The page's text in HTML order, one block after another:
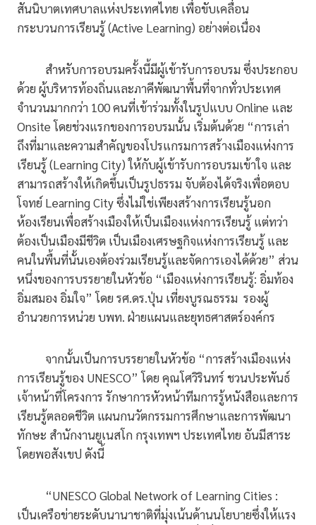
สันนิบาตเทศบาลแห่งประเทศไทย เพื่อขับเคลื่อน
กระบวนการเรียนรู้ (Active Learning) อย่างต่อเนื่อง
สำหรับการอบรมครั้งนี้มีผู้เข้ารับการอบรม ซึ่งประกอบ
ด้วย ผู้บริหารท้องถิ่นและภาคีพัฒนาพื้นที่จากทั่วประเทศ
จำนวนมากกว่า 100 คนที่เข้าร่วมทั้งในรูปแบบ Online และ
Onsite โดยช่วงแรกของการอบรมนั้น เริ่มต้นด้วย “การเล่า
ถึงที่มาและความสำคัญของโปรแกรมการสร้างเมืองแห่งการ
เรียนรู้ (Learning City) ให้กับผู้เข้ารับการอบรมเข้าใจ และ
สามารถสร้างให้เกิดขึ้นเป็นรูปธรรม จับต้องได้จริงเพื่อตอบ
โจทย์ Learning City ซึ่งไม่ใช่เพียงสร้างการเรียนรู้นอก
ห้องเรียนเพื่อสร้างเมืองให้เป็นเมืองแห่งการเรียนรู้ แต่ทว่า
ต้องเป็นเมืองมีชีวิต เป็นเมืองเศรษฐกิจแห่งการเรียนรู้ และ
คนในพื้นที่นั้นเองต้องร่วมเรียนรู้และจัดการเองได้ด้วย” ส่วน
หนึ่งของการบรรยายในหัวข้อ “เมืองแห่งการเรียนรู้: อิ่มท้อง
อิ่มสมอง อิ่มใจ” โดย รศ.ดร.ปุ่น เที่ยงบูรณธรรม รองผู้
อำนวยการหน่วย บพท. ฝ่ายแผนและยุทธศาสตร์องค์กร
จากนั้นเป็นการบรรยายในหัวข้อ “การสร้างเมืองแห่ง
การเรียนรู้ของ UNESCO” โดย คุณโศวิรินทร์ ชวนประพันธ์
เจ้าหน้าที่โครงการ รักษาการหัวหน้าทีมการรู้หนังสือและการ
เรียนรู้ตลอดชีวิต แผนกนวัตกรรมการศึกษาและการพัฒนา
ทักษะ สำนักงานยูเนสโก กรุงเทพฯ ประเทศไทย อันมีสาระ
โดยพอสังเขป ดังนี้
“UNESCO Global Network of Learning Cities :
เป็นเครือข่ายระดับนานาชาติที่มุ่งเน้นด้านนโยบายซึ่งให้แรง